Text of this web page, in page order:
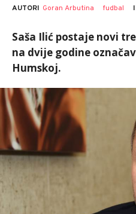
AUTORI Goran Arbutina fudbal
Saša Ilić postaje novi
na dvije godine
Humskoj.